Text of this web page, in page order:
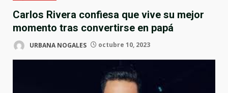
Carlos Rivera confiesa que vive su mejor
momento tras convertirse en papá
URBANA NOGALES octubre 10, 2023